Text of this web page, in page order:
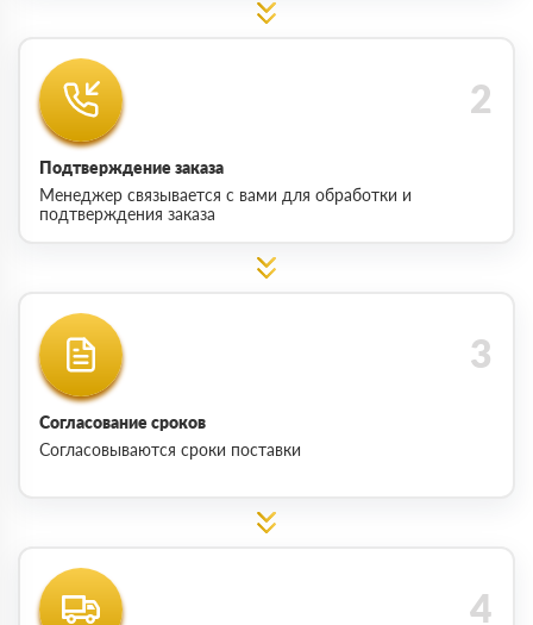
Подтверждение заказа
Менеджер связывается с вами для обработки и
подтверждения заказа
Согласование сроков
Согласовываются сроки поставки